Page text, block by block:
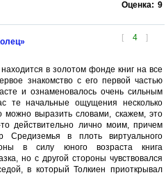
Оценка: 9
[ 4 ]
в золотом фонде книг на все
знакомство с его первой частью
и ознаменовалось очень сильным
те начальные ощущения несколько
можно выразить словами, скажем, это
действительно лично моим, причем
Средиземья в плоть виртуального
в силу юного возраста книга
но с другой стороны чувствовался
в который Толкиен приоткрывал